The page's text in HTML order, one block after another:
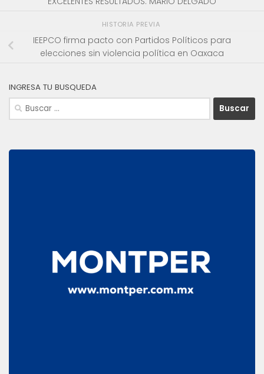
HISTORIA PREVIA
IEEPCO firma pacto con Partidos Políticos para
elecciones sin violencia política en Oaxaca
INGRESA TU BUSQUEDA
Buscar: